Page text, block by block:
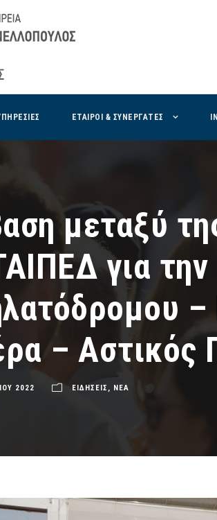
ΕΤΑΙΡΟΙ & ΣΥΝΕΡΓΑΤΕΣ
μεταξύ
για
– Αστικός
2022 ΕΙΔΗΣΕΙΣ , ΝΕΑ